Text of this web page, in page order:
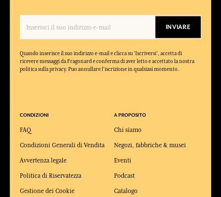
INVIARE
Quando inserisce il suo indirizzo e-mail e clicca su 'Iscriversi', accetta di
ricevere messaggi da Fragonard e conferma di aver letto e accettato la nostra
politica sulla privacy. Puo annullare l'iscrizione in qualsiasi momento.
CONDIZIONI
FAQ
Condizioni Generali di Vendita
Avvertenza legale
Politica di Riservatezza
Gestione dei Cookie
A PROPOSITO
Chi siamo
Negozi, fabbriche & musei
Eventi
Podcast
Catalogo